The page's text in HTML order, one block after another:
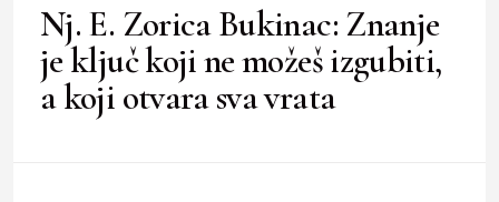
Nj. E. Zorica Bukinac: Znanje
je ključ koji ne možeš izgubiti,
a koji otvara sva vrata